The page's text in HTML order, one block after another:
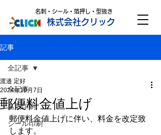
株式会社クリック
名刺・シール・箔押し・型抜き
記事
全記事
名刺印刷
シール印刷
全記事
郵便料金値上げ
渡邉 定好
2024年10月7日
郵便料金値上げに伴い、料金を改定致
します。